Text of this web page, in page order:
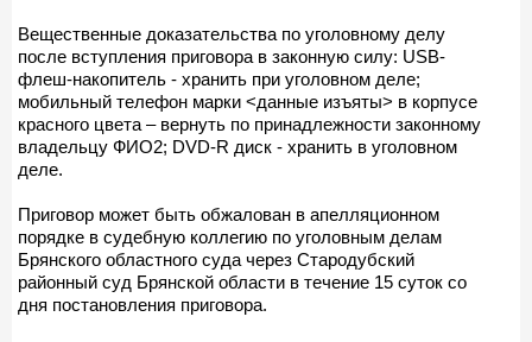
Вещественные доказательства по уголовному делу
после вступления приговора в законную силу: USB-
флеш-накопитель - хранить при уголовном деле;
мобильный телефон марки <данные изъяты> в корпусе
красного цвета – вернуть по принадлежности законному
владельцу ФИО2; DVD-R диск - хранить в уголовном
деле.
Приговор может быть обжалован в апелляционном
порядке в судебную коллегию по уголовным делам
Брянского областного суда через Стародубский
районный суд Брянской области в течение 15 суток со
дня постановления приговора.